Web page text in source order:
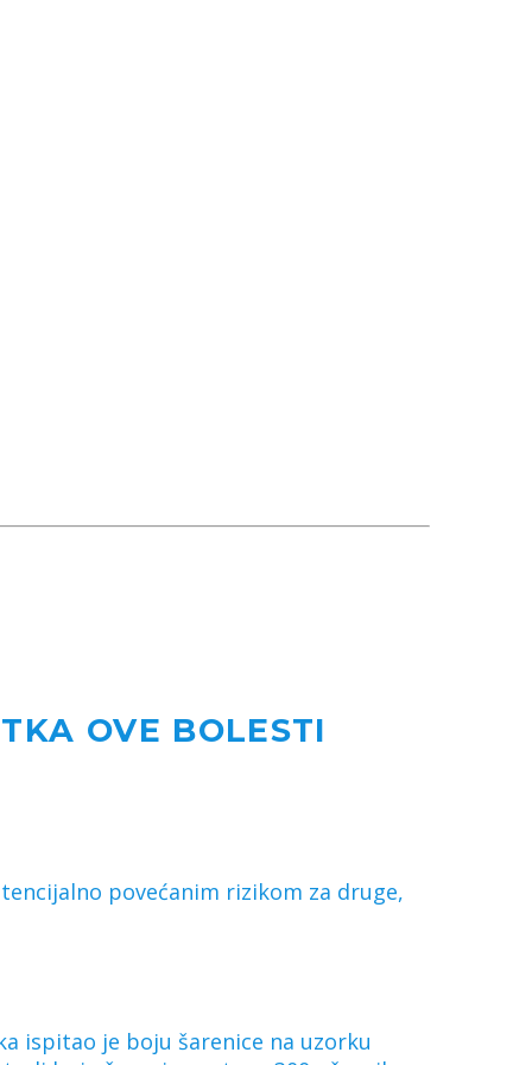
OVE BOLESTI
povećanim rizikom za druge,
ispitao je boju šarenice na uzorku